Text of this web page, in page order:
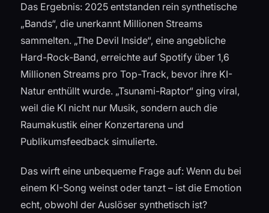
Das Ergebnis: 2025 entstanden rein synthetische
„Bands“, die unerkannt Millionen Streams
sammelten. „The Devil Inside“, eine angebliche
Hard-Rock-Band, erreichte auf Spotify über 1,6
Millionen Streams pro Top-Track, bevor ihre KI-
Natur enthüllt wurde. „Tsunami-Raptor“ ging viral,
weil die KI nicht nur Musik, sondern auch die
Raumakustik einer Konzertarena und
Publikumsfeedback simulierte.
Das wirft eine unbequeme Frage auf: Wenn du bei
einem KI-Song weinst oder tanzt – ist die Emotion
echt, obwohl der Auslöser synthetisch ist?